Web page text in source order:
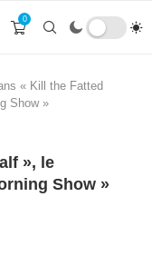
0
« Kill the Fatted
Show »
», le
Show »